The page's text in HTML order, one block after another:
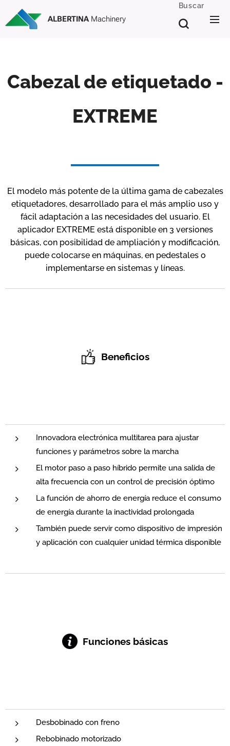
ALBERTINA Machinery
Buscar
Cabezal de etiquetado -
EXTREME
El modelo más potente de la última gama de cabezales
etiquetadores, desarrollado para el más amplio uso y
fácil adaptación a las necesidades del usuario. El
aplicador EXTREME está disponible en 3 versiones
básicas, con posibilidad de ampliación y modificación,
puede colocarse en máquinas, en pedestales o
implementarse en sistemas y líneas.
Beneficios
Innovadora electrónica multitarea para ajustar
funciones y parámetros sobre la marcha
El motor paso a paso híbrido permite una salida de
alta frecuencia con un control de precisión óptimo
La función de ahorro de energía reduce el consumo
de energía durante la inactividad prolongada
También puede servir como dispositivo de impresión
y aplicación con cualquier unidad térmica disponible
Funciones básicas
Desbobinado con freno
Rebobinado motorizado